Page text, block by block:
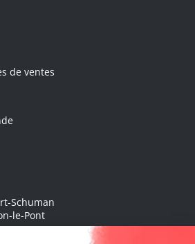
de ventes
Schuman
le-Pont